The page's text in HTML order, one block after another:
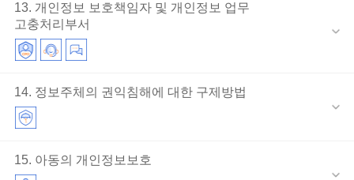
13. 개인정보 보호책임자 및 개인정보 업무
고충처리부서
14. 정보주체의 권익침해에 대한 구제방법
15. 아동의 개인정보보호